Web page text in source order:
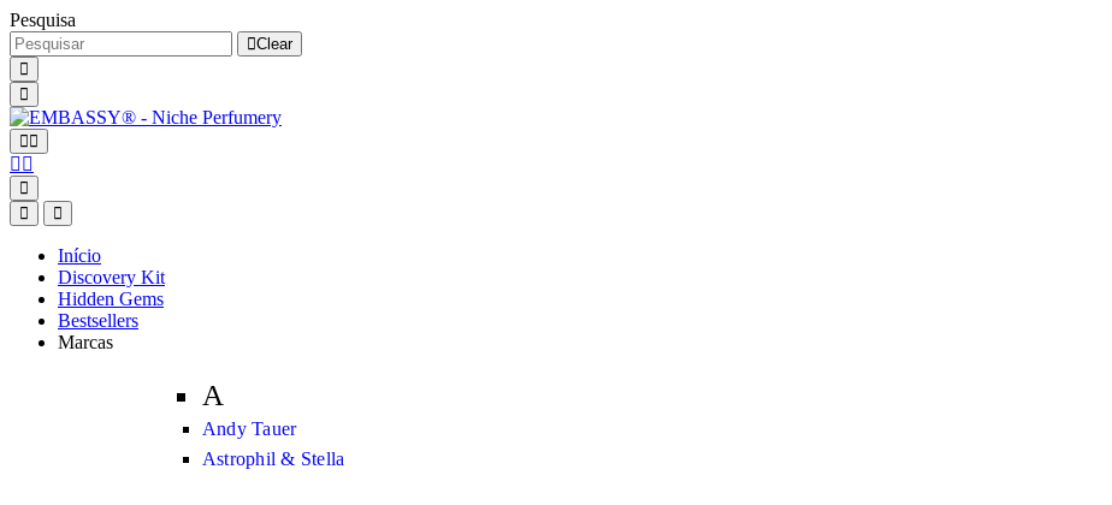
Pesquisa
Clear
Início
Discovery Kit
Hidden Gems
Bestsellers
Marcas
A
Andy Tauer
Astrophil & Stella